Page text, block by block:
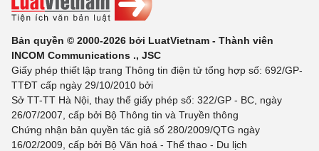
Bản quyền © 2000-2026 bởi LuatVietnam - Thành viên
INCOM Communications ., JSC
Giấy phép thiết lập trang Thông tin điện tử tổng hợp số: 692/GP-
TTĐT cấp ngày 29/10/2010 bởi
Sở TT-TT Hà Nội, thay thế giấy phép số: 322/GP - BC, ngày
26/07/2007, cấp bởi Bộ Thông tin và Truyền thông
Chứng nhận bản quyền tác giả số 280/2009/QTG ngày
16/02/2009, cấp bởi Bộ Văn hoá - Thể thao - Du lịch